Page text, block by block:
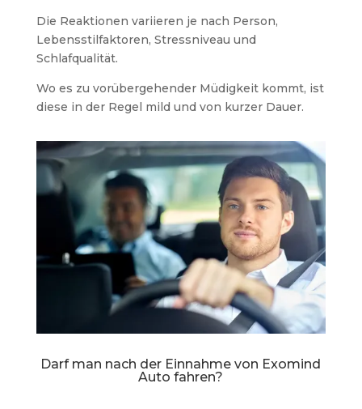
Die Reaktionen variieren je nach Person,
Lebensstilfaktoren, Stressniveau und
Schlafqualität.
Wo es zu vorübergehender Müdigkeit kommt, ist
diese in der Regel mild und von kurzer Dauer.
Darf man nach der Einnahme von Exomind
Auto fahren?